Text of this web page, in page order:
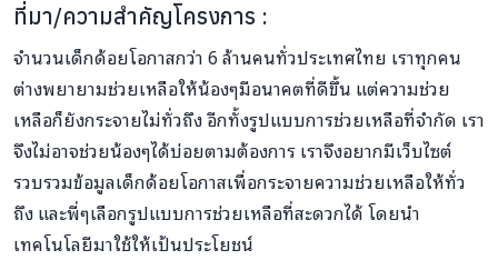
ที่มา/ความสำคัญโครงการ :
จำนวนเด็กด้อยโอกาสกว่า 6 ล้านคนทั่วประเทศไทย เราทุกคน
ต่างพยายามช่วยเหลือให้น้องๆมีอนาคตที่ดีขึ้น แต่ความช่วย
เหลือก็ยังกระจายไม่ทั่วถึง อีกทั้งรูปแบบการช่วยเหลือที่จำกัด เรา
จึงไม่อาจช่วยน้องๆได้บ่อยตามต้องการ เราจึงอยากมีเว็บไซต์
รวบรวมข้อมูลเด็กด้อยโอกาสเพื่อกระจายความช่วยเหลือให้ทั่ว
ถึง และพี่ๆเลือกรูปแบบการช่วยเหลือที่สะดวกได้ โดยนำ
เทคโนโลยีมาใช้ให้เป้นประโยชน์